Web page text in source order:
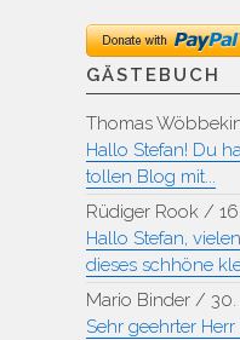
GÄSTEBUCH
Thomas
Hallo Stefan! Du
tollen Blog mit...
Rüdiger Rook /
Hallo Stefan,
dieses schhöne
Mario Binder /
Sehr geehrter